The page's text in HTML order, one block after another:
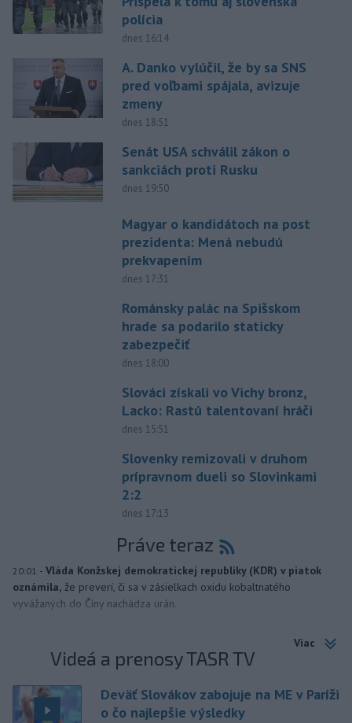
polícia
dnes 16:14
A. Danko vylúčil, že by sa SNS
pred voľbami spájala, avizuje
zmeny
dnes 18:51
Senát USA schválil zákon o
sankciách proti Rusku
dnes 19:50
Magyar o kandidátoch na post
prezidenta: Mená nebudú
prekvapením
dnes 17:31
Románsky palác na Spišskom
hrade sa podarilo staticky
zabezpečiť
dnes 18:00
Slováci získali vo Vichy bronz,
Lacko: Rastú talentovaní hráči
dnes 15:51
Slovenky remizovali v druhom
prípravnom dueli so Slovinkami
2:2
dnes 17:13
Práve teraz
20:01 - Vláda Konžskej demokratickej republiky (KDR) v piatok
oznámila, že preverí, či sa v zásielkach oxidu kobaltnatého
vyvážaných do Číny nachádza urán.
Viac
Videá a prenosy TASR TV
Deväť Slovákov zabojuje na ME v Paríži
o čo najlepšie výsledky